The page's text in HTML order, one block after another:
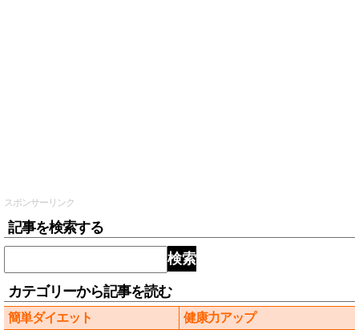
スポンサーリンク
記事を検索する
検索
カテゴリーから記事を読む
簡単ダイエット 健康力アップ